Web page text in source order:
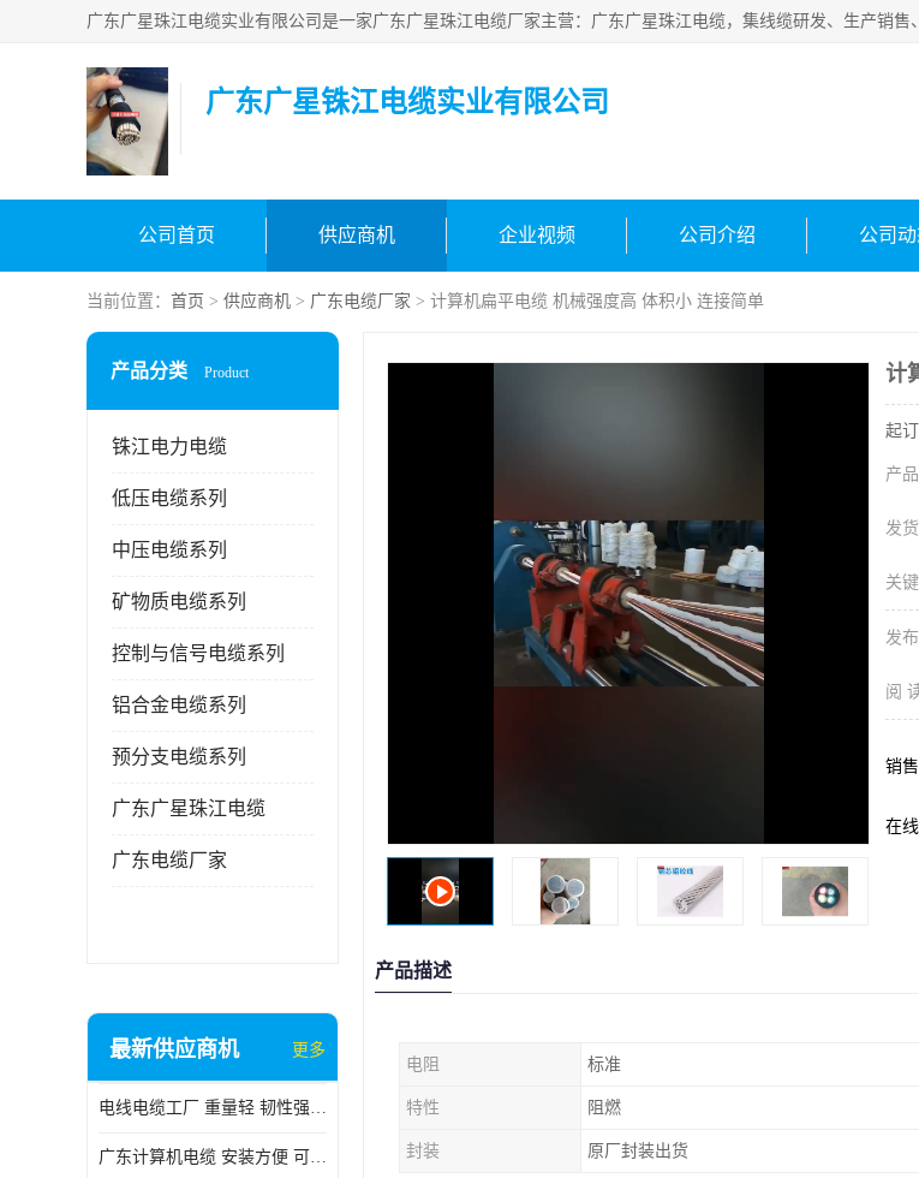
广东广星铢江电缆实业有限公司
公司首页 供应商机 企业视频 公司介绍 公司
当前位置： 首页 > 供应商机 > 广东电缆厂家 > 计算机扁平电缆 机械强度高 体积小 连接简单
产品分类 Product
铢江电力电缆
低压电缆系列
中压电缆系列
矿物质电缆系列
控制与信号电缆系列
铝合金电缆系列
预分支电缆系列
广东广星珠江电缆
广东电缆厂家
最新供应商机 更多
电线电缆工厂 重量轻 韧性强 体积小 连接简单
广东计算机电缆 安装方便 可随意弯曲折叠
计
起
产
发货
关键
发布
阅
销售
在线
产品描述
电阻 标准
特性 阻燃
封装 原厂封装出货